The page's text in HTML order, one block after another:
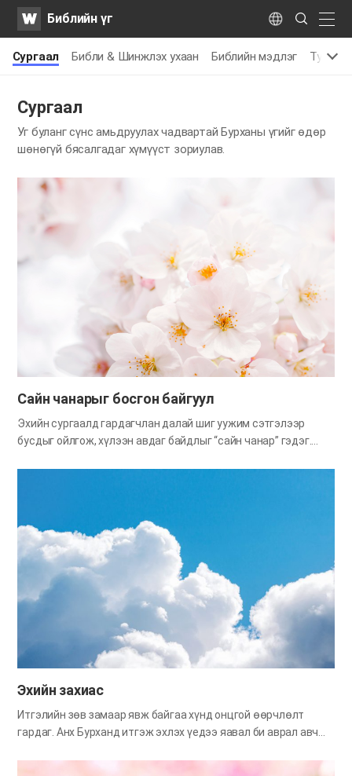
WATVБиблийн үг Language
Search
Submit
Сургаал Библи & Шинжлэх ухаан Библийн мэдлэг Тусгай
Сургаал
Уг буланг сүнс амьдруулах чадвартай Бурханы үгийг өдөр
шөнөгүй бясалгадаг хүмүүст зориулав.
Сайн чанарыг босгон байгуул
Эхийн сургаалд гардагчлан далай шиг уужим сэтгэлээр
бусдыг ойлгож, хүлээн авдаг байдлыг “сайн чанар” гэдэг.
үнэний дотор бүх зүрх сэтгэл, хүч чадал, оюун ухаанаараа
Бурханы хуулиудыг сахиж, Бурханаас эмээн хүндэтгэх нь
зохистой ч Бурхан энэ бүх ажлыг гүйцээхдээ сайн чанарыг ч
бас хамтад нь босгон байгуулахыг хүсэж байгаа юм. Бурханы
энэхүү хүслийг нь дагаж, өнөөг хүртэл зөвхөн урдахаа л
харж, амьсгаадан яарч гүйж ирсэн итгэлийн замаа эргэн нэг
хараад, “Сайн чанарыг босгон байгуул” гэсэн Бурханы үгийг
сэтгэлдээ шингээцгээе. Мэргэн ухаан эсвэл сүр хүчээс сайн
чанар нь дээр…
Эхийн захиас
Итгэлийн зөв замаар явж байгаа хүнд онцгой өөрчлөлт
гардаг. Анх Бурханд итгэж эхлэх үедээ яавал би аврал авч